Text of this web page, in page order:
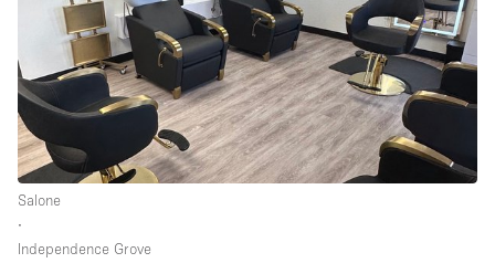
Salone
∙
Independence Grove